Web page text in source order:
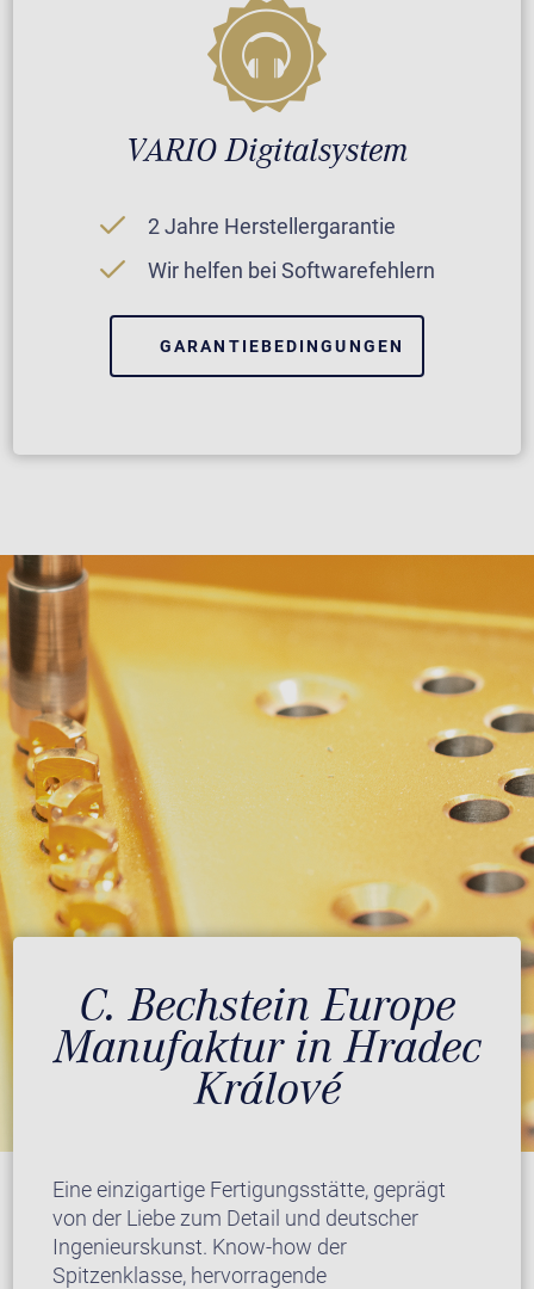
VARIO Digitalsystem
2 Jahre Herstellergarantie
Wir helfen bei Softwarefehlern
GARANTIEBEDINGUNGEN
C. Bechstein Europe
Manufaktur in Hradec
Králové
Eine einzigartige Fertigungsstätte, geprägt
von der Liebe zum Detail und deutscher
Ingenieurskunst. Know-how der
Spitzenklasse, hervorragende